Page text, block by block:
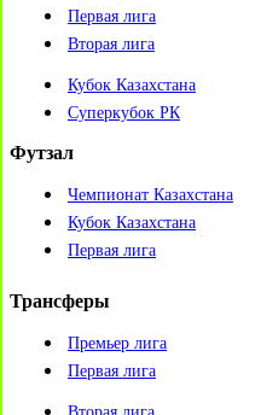
Первая лига
Вторая лига
Кубок Казахстана
Суперкубок РК
Футзал
Чемпионат Казахстана
Кубок Казахстана
Первая лига
Трансферы
Премьер лига
Первая лига